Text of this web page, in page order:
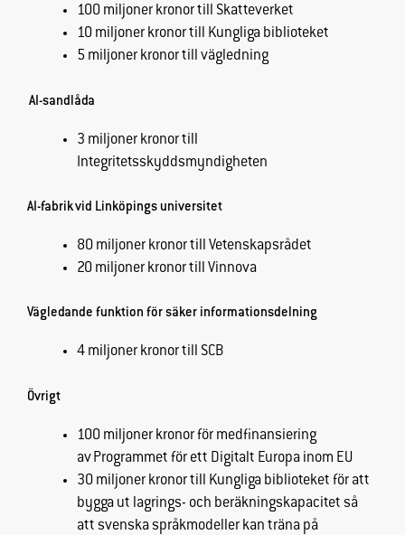
100 miljoner kronor till Skatteverket
10 miljoner kronor till Kungliga biblioteket
5 miljoner kronor till vägledning
AI-sandlåda
3 miljoner kronor till
Integritetsskyddsmyndigheten
AI-fabrik vid Linköpings universitet
80 miljoner kronor till Vetenskapsrådet
20 miljoner kronor till Vinnova
Vägledande funktion för säker informationsdelning
4 miljoner kronor till SCB
Övrigt
100 miljoner kronor för medfinansiering
av Programmet för ett Digitalt Europa inom EU
30 miljoner kronor till Kungliga biblioteket för att
bygga ut lagrings- och beräkningskapacitet så
att svenska språkmodeller kan träna på